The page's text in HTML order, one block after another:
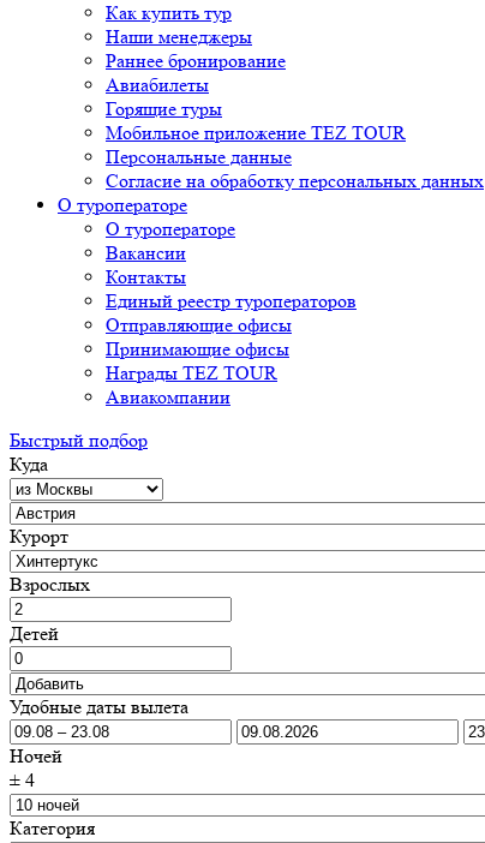
Как купить тур
Наши менеджеры
Раннее бронирование
Авиабилеты
Горящие туры
Мобильное приложение TEZ TOUR
Персональные данные
Согласие на обработку персональных данных
О туроператоре
О туроператоре
Вакансии
Контакты
Единый реестр туроператоров
Отправляющие офисы
Принимающие офисы
Награды TEZ TOUR
Авиакомпании
Быстрый подбор
Куда
Курорт
Взрослых
Детей
Удобные даты вылета
Ночей
± 4
Категория